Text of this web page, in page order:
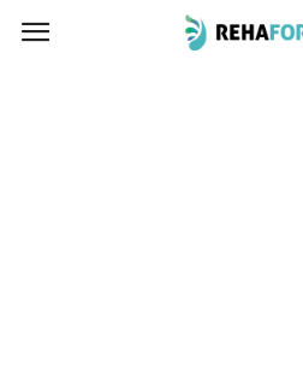
www.rehaform.pl